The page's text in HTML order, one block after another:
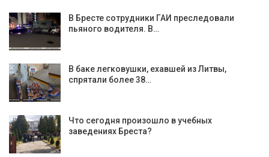
В Бресте сотрудники ГАИ преследовали
пьяного водителя. В…
В баке легковушки, ехавшей из Литвы,
спрятали более 38…
Что сегодня произошло в учебных
заведениях Бреста?